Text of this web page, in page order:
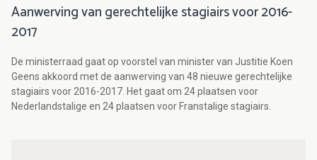
Aanwerving van gerechtelijke stagiairs voor 2016-
2017
De ministerraad gaat op voorstel van minister van Justitie Koen
Geens akkoord met de aanwerving van 48 nieuwe gerechtelijke
stagiairs voor 2016-2017. Het gaat om 24 plaatsen voor
Nederlandstalige en 24 plaatsen voor Franstalige stagiairs.